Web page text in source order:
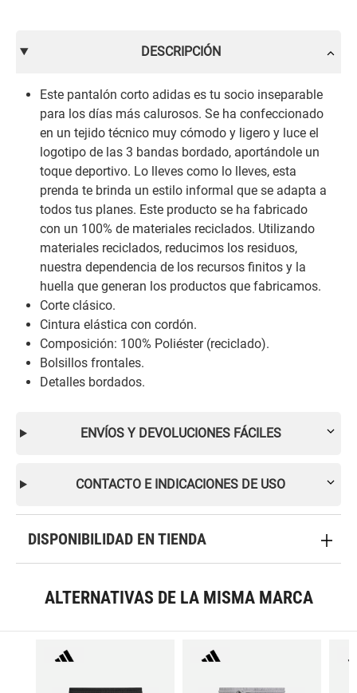
DESCRIPCIÓN
Este pantalón corto adidas es tu socio inseparable
para los días más calurosos. Se ha confeccionado
en un tejido técnico muy cómodo y ligero y luce el
logotipo de las 3 bandas bordado, aportándole un
toque deportivo. Lo lleves como lo lleves, esta
prenda te brinda un estilo informal que se adapta a
todos tus planes. Este producto se ha fabricado
con un 100% de materiales reciclados. Utilizando
materiales reciclados, reducimos los residuos,
nuestra dependencia de los recursos finitos y la
huella que generan los productos que fabricamos.
Corte clásico.
Cintura elástica con cordón.
Composición: 100% Poliéster (reciclado).
Bolsillos frontales.
Detalles bordados.
ENVÍOS Y DEVOLUCIONES FÁCILES
CONTACTO E INDICACIONES DE USO
DISPONIBILIDAD EN TIENDA
ALTERNATIVAS DE LA MISMA MARCA